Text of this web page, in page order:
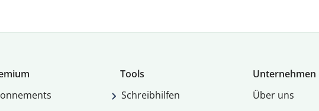
Tools
Schreibhilfen
Unternehmen
Über uns